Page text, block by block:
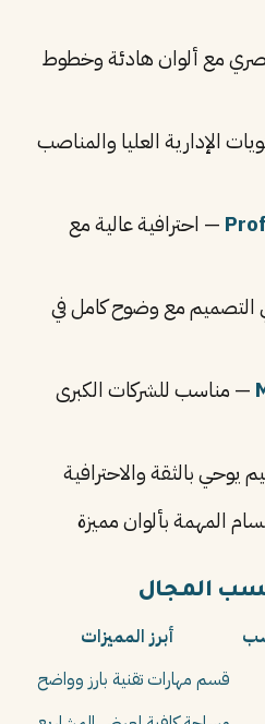
مع ألوان هادئة وخطوط
الإدارية العليا والمناصب
— احترافية عالية مع
التصميم مع وضوح كامل في
— مناسب للشركات الكبرى
يوحي بالثقة والاحترافية
المهمة بألوان مميزة
المجال
أبرز المميزات
قسم مهارات تقنية بارز وواضح